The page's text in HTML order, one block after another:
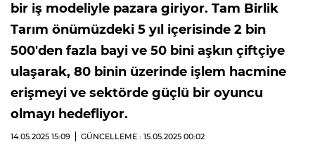
bir iş modeliyle pazara giriyor. Tam Birlik
Tarım önümüzdeki 5 yıl içerisinde 2 bin
500'den fazla bayi ve 50 bini aşkın çiftçiye
ulaşarak, 80 binin üzerinde işlem hacmine
erişmeyi ve sektörde güçlü bir oyuncu
olmayı hedefliyor.
14.05.2025 15:09 GÜNCELLEME : 15.05.2025 00:02